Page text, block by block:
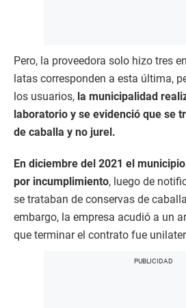
Pero, la proveedora solo hizo tres
latas corresponden a esta última,
los usuarios, la municipalidad
laboratorio y se evidenció que se
de caballa y no jurel.
En diciembre del 2021 el
por incumplimiento, luego de
se trataban de conservas de
embargo, la empresa acudió a un
que terminar el contrato fue